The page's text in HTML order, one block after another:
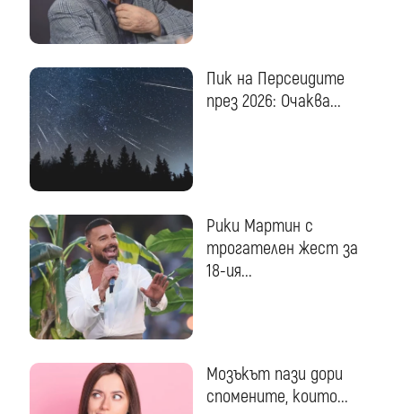
Пик на Персеидите
през 2026: Очаква...
Рики Мартин с
трогателен жест за
18-ия...
Мозъкът пази дори
спомените, които...